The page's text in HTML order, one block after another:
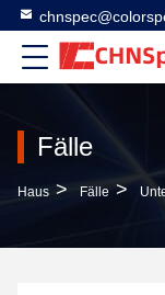
Fälle
Haus > Fälle >